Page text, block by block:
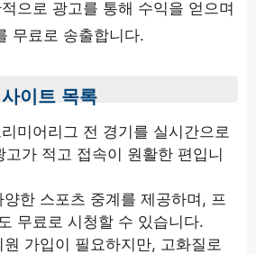
으로 광고를 통해 수익을 얻으며
무료로 송출합니다.
이트 목록
미어리그 전 경기를 실시간으로
고가 적고 접속이 원활한 편입니
양한 스포츠 중계를 제공하며, 프
무료로 시청할 수 있습니다.
원 가입이 필요하지만, 고화질로